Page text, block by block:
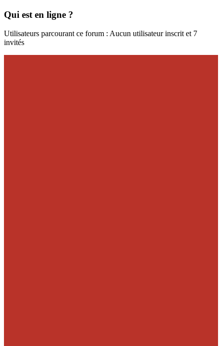
Qui est en ligne ?
Utilisateurs parcourant ce forum : Aucun utilisateur inscrit et 7
invités